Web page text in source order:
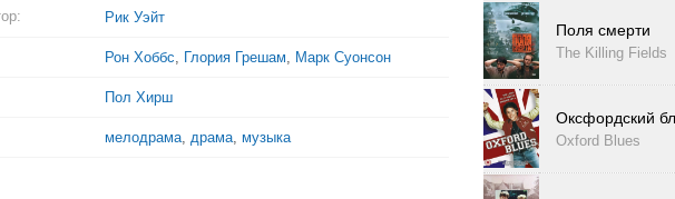
Рик Уэйт
Рон Хоббс, Глория Грешам, Марк Суонсон
Пол Хирш
мелодрама, драма, музыка
Поля смерти
The Killing Fields
Оксфордский
Oxford Blues